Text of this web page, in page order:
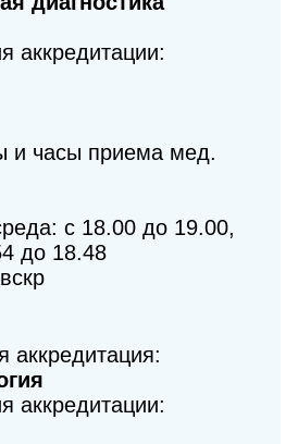
аккредитации:
и часы приема мед.
с 18.00 до 19.00,
до 18.48
аккредитация:
аккредитации: